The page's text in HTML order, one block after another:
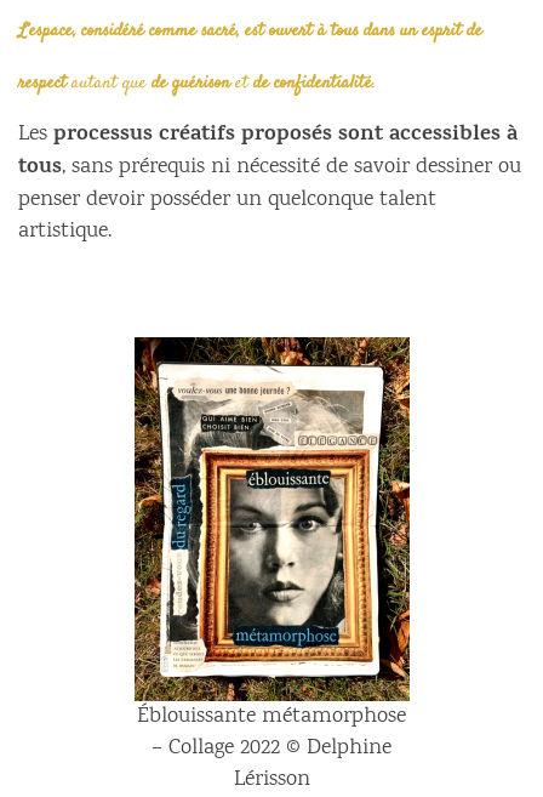
L’espace, considéré comme sacré, est ouvert à tous dans un esprit de
respectautant quede guérisonetde confidentialité.
Lesprocessus créatifs proposés sont accessibles à
tous, sans prérequis ni nécessité de savoir dessiner ou
penser devoir posséder un quelconque talent
artistique.
Éblouissante métamorphose
– Collage 2022 © Delphine
Lérisson